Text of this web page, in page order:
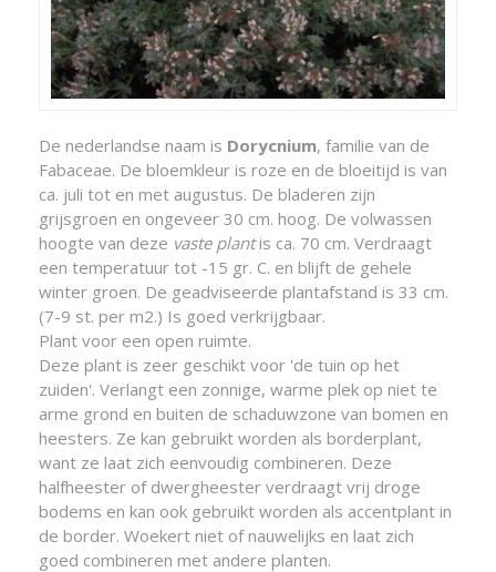
De nederlandse naam is Dorycnium, familie van de
Fabaceae. De bloemkleur is roze en de bloeitijd is van
ca. juli tot en met augustus. De bladeren zijn
grijsgroen en ongeveer 30 cm. hoog. De volwassen
hoogte van deze vaste plantis ca. 70 cm. Verdraagt
een temperatuur tot -15 gr. C. en blijft de gehele
winter groen. De geadviseerde plantafstand is 33 cm.
(7-9 st. per m2.) Is goed verkrijgbaar.
Plant voor een open ruimte.
Deze plant is zeer geschikt voor 'de tuin op het
zuiden'. Verlangt een zonnige, warme plek op niet te
arme grond en buiten de schaduwzone van bomen en
heesters. Ze kan gebruikt worden als borderplant,
want ze laat zich eenvoudig combineren. Deze
halfheester of dwergheester verdraagt vrij droge
bodems en kan ook gebruikt worden als accentplant in
de border. Woekert niet of nauwelijks en laat zich
goed combineren met andere planten.